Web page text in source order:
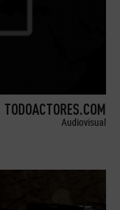
TODOACTORES.COM
Audiovisual